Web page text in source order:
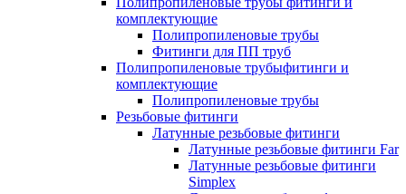
комплектующие
Полипропиленовые трубы
Фитинги для ПП труб
Полипропиленовые трубыфитинги и
комплектующие
Полипропиленовые трубы
Резьбовые фитинги
Латунные резьбовые фитинги
Латунные резьбовые фитинги Far
Латунные резьбовые фитинги
Simplex